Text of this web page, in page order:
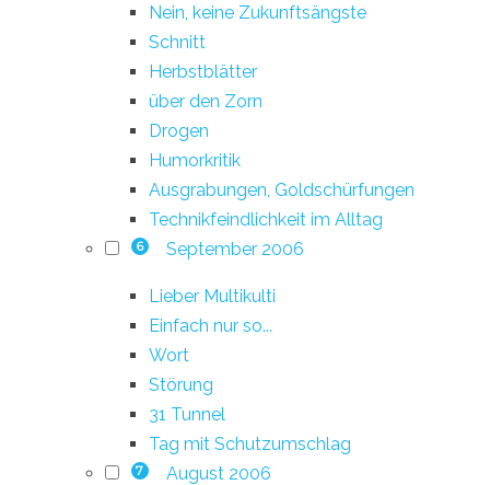
Nein, keine Zukunftsängste
Schnitt
Herbstblätter
über den Zorn
Drogen
Humorkritik
Ausgrabungen, Goldschürfungen
Technikfeindlichkeit im Alltag
6 September 2006
Lieber Multikulti
Einfach nur so...
Wort
Störung
31 Tunnel
Tag mit Schutzumschlag
7 August 2006